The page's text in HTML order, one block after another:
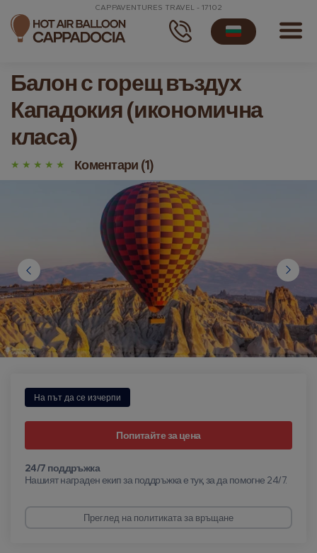
CAPPAVENTURES TRAVEL - 17102
Балон с горещ въздух
Кападокия (икономична
класа)
Коментари (1)
На път да се изчерпи
Попитайте за цена
24/7 поддръжка
Нашият награден екип за поддръжка е тук, за да помогне 24/7.
Преглед на политиката за връщане